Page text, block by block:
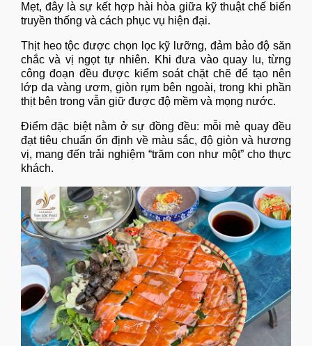
Mẹt, đây là sự kết hợp hài hòa giữa kỹ thuật chế biến
truyền thống và cách phục vụ hiện đại.
Thịt heo tộc được chọn lọc kỹ lưỡng, đảm bảo độ săn
chắc và vị ngọt tự nhiên. Khi đưa vào quay lu, từng
công đoạn đều được kiểm soát chặt chẽ để tạo nên
lớp da vàng ươm, giòn rụm bên ngoài, trong khi phần
thịt bên trong vẫn giữ được độ mềm và mọng nước.
Điểm đặc biệt nằm ở sự đồng đều: mỗi mẻ quay đều
đạt tiêu chuẩn ổn định về màu sắc, độ giòn và hương
vị, mang đến trải nghiệm “trăm con như một” cho thực
khách.